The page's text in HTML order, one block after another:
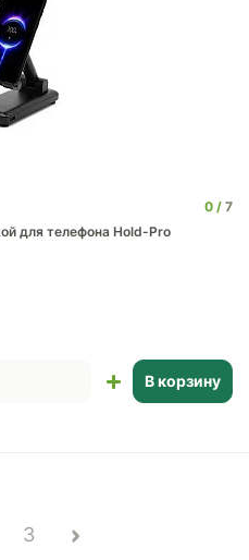
0
7
для телефона Hold-Pro
В корзину
3